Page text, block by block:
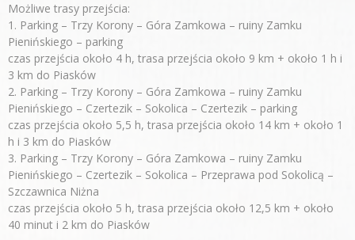
Możliwe trasy przejścia:
1. Parking – Trzy Korony – Góra Zamkowa – ruiny Zamku
Pienińskiego – parking
czas przejścia około 4 h, trasa przejścia około 9 km + około 1 h i
3 km do Piasków
2. Parking – Trzy Korony – Góra Zamkowa – ruiny Zamku
Pienińskiego – Czertezik – Sokolica – Czertezik – parking
czas przejścia około 5,5 h, trasa przejścia około 14 km + około 1
h i 3 km do Piasków
3. Parking – Trzy Korony – Góra Zamkowa – ruiny Zamku
Pienińskiego – Czertezik – Sokolica – Przeprawa pod Sokolicą –
Szczawnica Niżna
czas przejścia około 5 h, trasa przejścia około 12,5 km + około
40 minut i 2 km do Piasków